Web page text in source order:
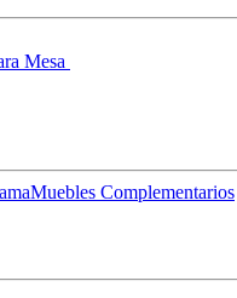
Mesa
Muebles Complementarios